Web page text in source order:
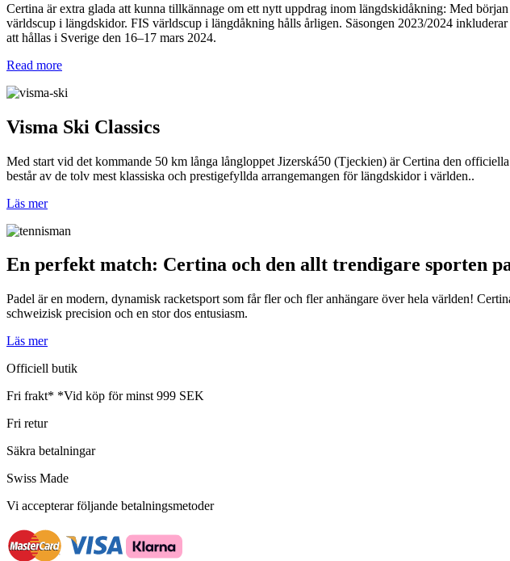
Certina är extra glada att kunna tillkännage om ett nytt uppdrag inom längdskidåkning: Med
världscup i längdskidor. FIS världscup i längdåkning hålls årligen. Säsongen 2023/2024
att hållas i Sverige den 16–17 mars 2024.
Read more
Visma Ski Classics
Med start vid det kommande 50 km långa långloppet Jizerská50 (Tjeckien) är Certina den
består av de tolv mest klassiska och prestigefyllda arrangemangen för längdskidor i världen..
Läs mer
En perfekt match: Certina och den allt trendigare sporten
Padel är en modern, dynamisk racketsport som får fler och fler anhängare över hela världen!
schweizisk precision och en stor dos entusiasm.
Läs mer
Officiell butik
Fri frakt* *Vid köp för minst 999 SEK
Fri retur
Säkra betalningar
Swiss Made
Vi accepterar följande betalningsmetoder